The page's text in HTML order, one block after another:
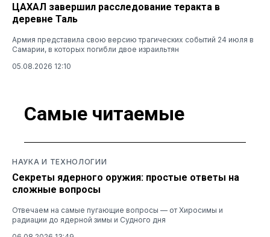
ЦАХАЛ завершил расследование теракта в
деревне Таль
Армия представила свою версию трагических событий 24 июля в
Самарии, в которых погибли двое израильтян
05.08.2026 12:10
Самые читаемые
НАУКА И ТЕХНОЛОГИИ
Секреты ядерного оружия: простые ответы на
сложные вопросы
Отвечаем на самые пугающие вопросы — от Хиросимы и
радиации до ядерной зимы и Судного дня